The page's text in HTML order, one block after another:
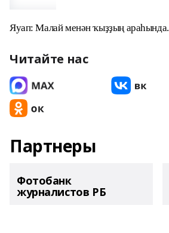
Яуап: Малай менән ҡыҙҙың араһында.
Читайте нас
Партнеры
Фотобанк
журналистов РБ